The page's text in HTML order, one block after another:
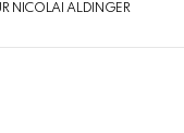
NICOLAI ALDINGER